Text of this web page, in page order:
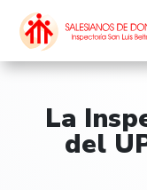
La
del